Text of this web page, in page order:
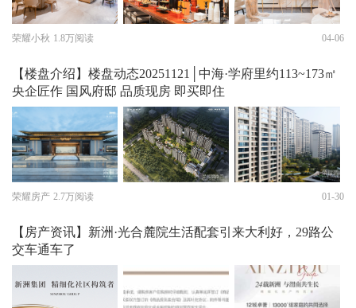
荣耀小秋 1.8万阅读 04-06
【楼盘介绍】楼盘动态20251121│中海·学府里约113~173㎡
央企匠作 国风府邸 品质现房 即买即住
荣耀房产 2.7万阅读 01-30
【房产资讯】新洲·光合麓院生活配套引来大利好，29路公
交车通车了